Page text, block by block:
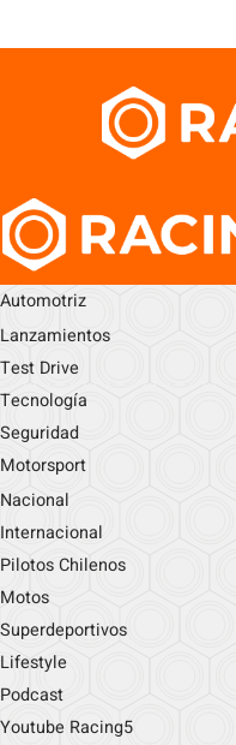
Automotriz
Lanzamientos
Test Drive
Tecnología
Seguridad
Motorsport
Nacional
Internacional
Pilotos Chilenos
Motos
Superdeportivos
Lifestyle
Podcast
Youtube Racing5